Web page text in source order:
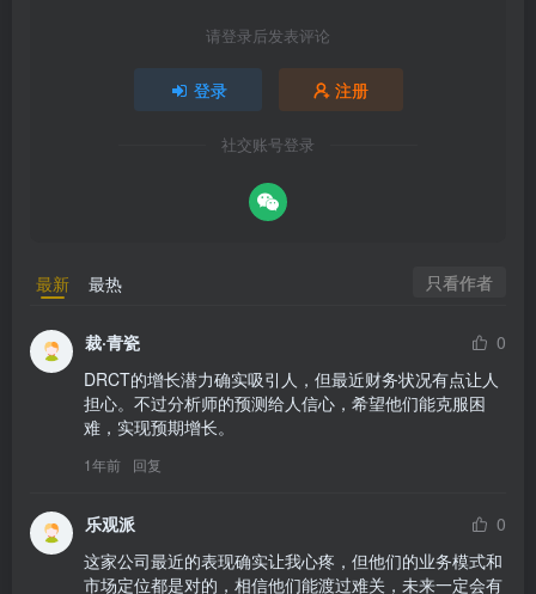
请登录后发表评论
登录 注册
社交账号登录
最新 最热 只看作者
裁·青瓷
0
DRCT的增长潜力确实吸引人，但最近财务状况有点让人
担心。不过分析师的预测给人信心，希望他们能克服困
难，实现预期增长。
1年前 回复
乐观派
0
这家公司最近的表现确实让我心疼，但他们的业务模式和
市场定位都是对的，相信他们能渡过难关，未来一定会有